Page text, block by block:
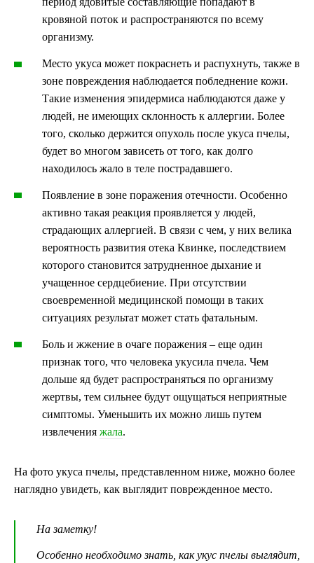
кровяной поток и распространяются по всему
организму.
Место укуса может покраснеть и распухнуть, также в
зоне повреждения наблюдается побледнение кожи.
Такие изменения эпидермиса наблюдаются даже у
людей, не имеющих склонность к аллергии. Более
того, сколько держится опухоль после укуса пчелы,
будет во многом зависеть от того, как долго
находилось жало в теле пострадавшего.
Появление в зоне поражения отечности. Особенно
активно такая реакция проявляется у людей,
страдающих аллергией. В связи с чем, у них велика
вероятность развития отека Квинке, последствием
которого становится затрудненное дыхание и
учащенное сердцебиение. При отсутствии
своевременной медицинской помощи в таких
ситуациях результат может стать фатальным.
Боль и жжение в очаге поражения – еще один
признак того, что человека укусила пчела. Чем
дольше яд будет распространяться по организму
жертвы, тем сильнее будут ощущаться неприятные
симптомы. Уменьшить их можно лишь путем
извлечения жала.
На фото укуса пчелы, представленном ниже, можно более
наглядно увидеть, как выглядит поврежденное место.
На заметку!
Особенно необходимо знать, как укус пчелы выглядит,